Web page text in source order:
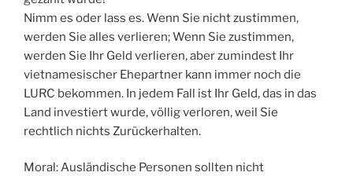
Nimm es oder lass es. Wenn Sie nicht zustimmen,
werden Sie alles verlieren; Wenn Sie zustimmen,
werden Sie Ihr Geld verlieren, aber zumindest Ihr
vietnamesischer Ehepartner kann immer noch die
LURC bekommen. In jedem Fall ist Ihr Geld, das in das
Land investiert wurde, völlig verloren, weil Sie
rechtlich nichts Zurückerhalten.
Moral: Ausländische Personen sollten nicht